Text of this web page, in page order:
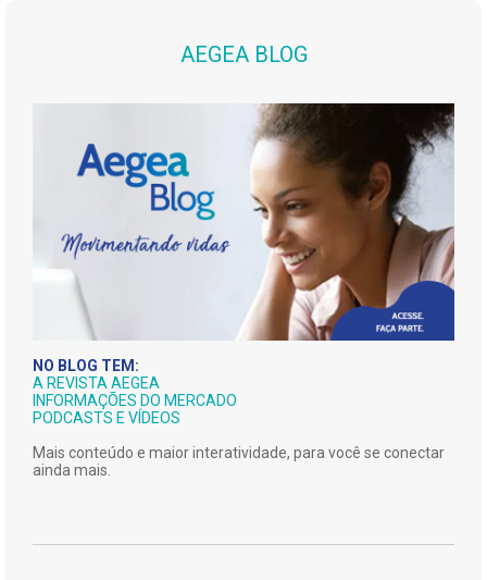
AEGEA BLOG
NO BLOG TEM:
A REVISTA AEGEA
INFORMAÇÕES DO MERCADO
PODCASTS E VÍDEOS
Mais conteúdo e maior interatividade, para você se conectar
ainda mais.